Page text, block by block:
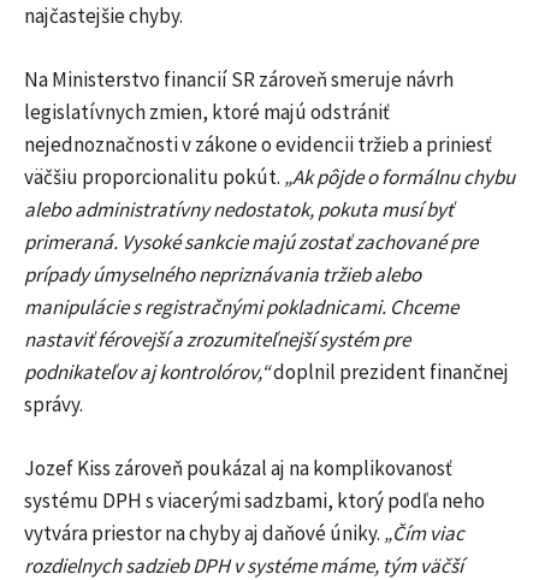
najčastejšie chyby.
Na Ministerstvo financií SR zároveň smeruje návrh
legislatívnych zmien, ktoré majú odstrániť
nejednoznačnosti v zákone o evidencii tržieb a priniesť
väčšiu proporcionalitu pokút. „Ak pôjde o formálnu chybu
alebo administratívny nedostatok, pokuta musí byť
primeraná. Vysoké sankcie majú zostať zachované pre
prípady úmyselného nepriznávania tržieb alebo
manipulácie s registračnými pokladnicami. Chceme
nastaviť férovejší a zrozumiteľnejší systém pre
podnikateľov aj kontrolórov,“doplnil prezident finančnej
správy.
Jozef Kiss zároveň poukázal aj na komplikovanosť
systému DPH s viacerými sadzbami, ktorý podľa neho
vytvára priestor na chyby aj daňové úniky. „Čím viac
rozdielnych sadzieb DPH v systéme máme, tým väčší